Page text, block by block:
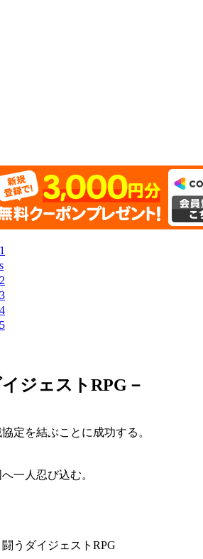
ジェストRPG－
定を結ぶことに成功する。
一人忍び込む。
うダイジェストRPG